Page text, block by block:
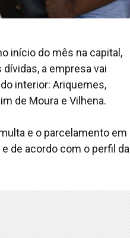
início do mês na capital,
a empresa vai
interior: Ariquemes,
de Moura e Vilhena.
e o parcelamento em
de acordo com o perfil da